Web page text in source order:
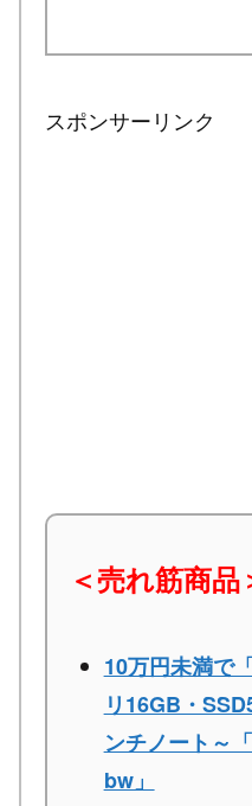
スポンサーリンク
＜売れ筋商品
10万円未満で
リ16GB・
ンチノート～
bw」